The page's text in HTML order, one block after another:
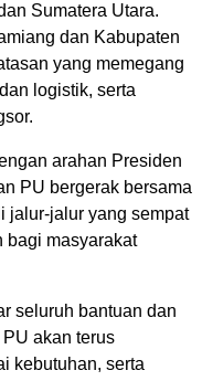
Sumatera Utara.
dan Kabupaten
yang memegang
logistik, serta
arahan Presiden
PU bergerak bersama
jalur-jalur yang sempat
bagi masyarakat
seluruh bantuan dan
akan terus
kebutuhan, serta